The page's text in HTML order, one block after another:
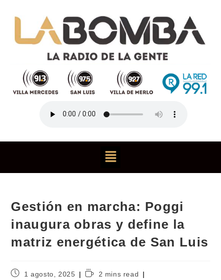
Gestión en marcha: Poggi
inaugura obras y define la
matriz energética de San Luis
1 agosto, 2025
2 mins read